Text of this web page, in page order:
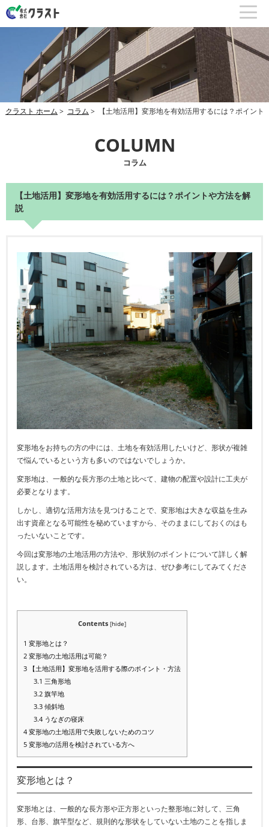
クラスト ホーム > コラム > 【土地活用】変形地を有効活用するには？ポイント
COLUMN
コラム
【土地活用】変形地を有効活用するには？ポイントや方法を解
説
変形地をお持ちの方の中には、土地を有効活用したいけど、形状が複雑
で悩んでいるという方も多いのではないでしょうか。
変形地は、一般的な長方形の土地と比べて、建物の配置や設計に工夫が
必要となります。
しかし、適切な活用方法を見つけることで、変形地は大きな収益を生み
出す資産となる可能性を秘めていますから、そのままにしておくのはも
ったいないことです。
今回は変形地の土地活用の方法や、形状別のポイントについて詳しく解
説します。土地活用を検討されている方は、ぜひ参考にしてみてくださ
い。
Contents [hide]
1 変形地とは？
2 変形地の土地活用は可能？
3 【土地活用】変形地を活用する際のポイント・方法
3.1 三角形地
3.2 旗竿地
3.3 傾斜地
3.4 うなぎの寝床
4 変形地の土地活用で失敗しないためのコツ
5 変形地の活用を検討されている方へ
変形地とは？
変形地とは、一般的な長方形や正方形といった整形地に対して、三角
形、台形、旗竿型など、規則的な形状をしていない土地のことを指しま